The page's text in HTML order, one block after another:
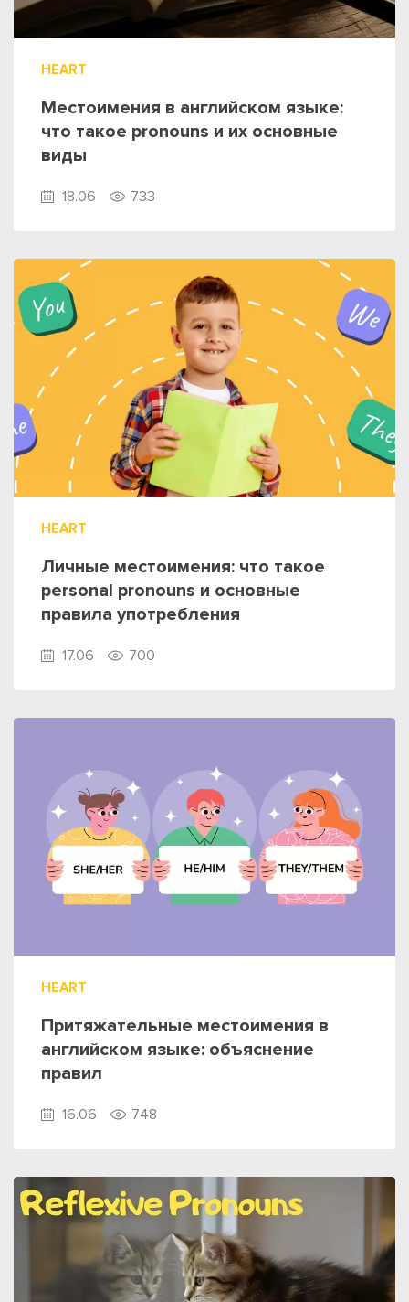
HEART
Местоимения в английском языке:
что такое pronouns и их основные
виды
18.06 733
HEART
Личные местоимения: что такое
personal pronouns и основные
правила употребления
17.06 700
HEART
Притяжательные местоимения в
английском языке: объяснение
правил
16.06 748